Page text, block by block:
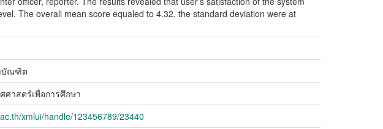
The overall mean score equaled to 4.32, the standard deviation were at
บัณฑิต
ศาสตร์เพื่อการศึกษา
xmlui/handle/123456789/23440